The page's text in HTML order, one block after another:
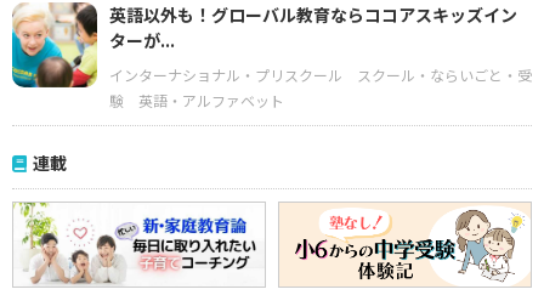
英語以外も！グローバル教育ならココアスキッズイン
ターが...
インターナショナル・プリスクール
スクール・ならいごと・受
験
英語・アルファベット
連載